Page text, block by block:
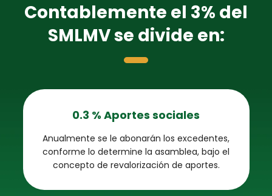
Contablemente el 3% del
SMLMV se divide en:
0.3 % Aportes sociales
Anualmente se le abonarán los excedentes,
conforme lo determine la asamblea, bajo el
concepto de revalorización de aportes.